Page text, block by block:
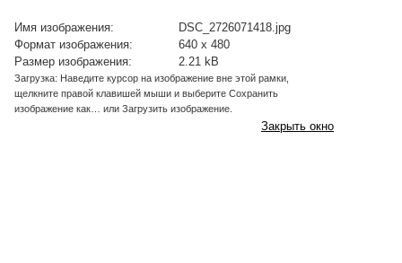
Имя изображения:
DSC_2726071418.jpg
Формат изображения:
640 x 480
Размер изображения:
2.21 kB
Загрузка: Наведите курсор на изображение вне этой рамки,
щелкните правой клавишей мыши и выберите Сохранить
изображение как… или Загрузить изображение.
Закрыть окно